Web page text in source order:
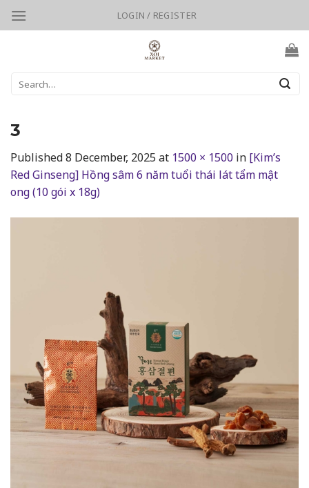
Skip
LOGIN / REGISTER
for:
3
Published8 December, 2025 at 1500 × 1500 in [Kim’s
Red Ginseng] Hồng sâm 6 năm tuổi thái lát tẩm mật
ong (10 gói x 18g)